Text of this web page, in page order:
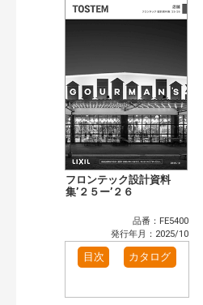
フロンテック設計資料
集’２５ー’２６
品番：FE5400
発行年月：2025/10
目次 カタログ